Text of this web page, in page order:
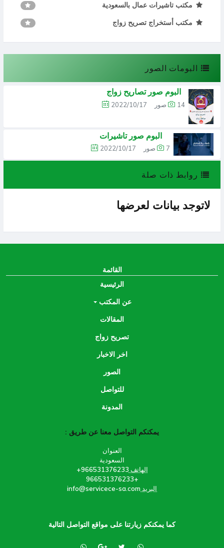
مكتب تاشيرات عمال بالسعودية
مكتب أستخراج تصريح زواج
البومات الصور
البوم صور تصاريح زواج
14 صور 2022/10/17
البوم صور تاشيرات
7 صور 2022/10/17
روابط ذات صلة
لاتوجد بيانات لعرضها
القائمة
الرئيسية
عن المكتب
المقالات
تصريح زواج
اخر الاخبار
الصور
للتواصل
المدونة
يمكنكم التواصل معنا عن طريق :
العنوان
السعودية
الهاتف 966531376233+
+966531376233
البريد info@servicece-sa.com
كما يمكنكم زيارتنا على مواقع التواصل التالية